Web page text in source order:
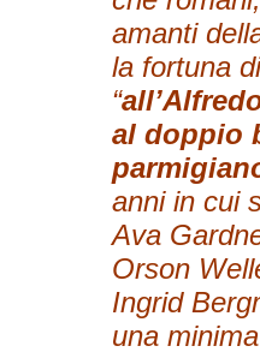
amanti
la fortuna
“
al doppio
anni in cui
Ava
Orson
Ingrid
una